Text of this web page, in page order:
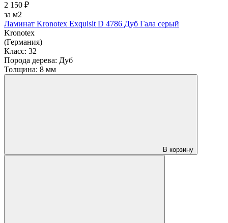
2 150 ₽
за м2
Ламинат Kronotex Exquisit D 4786 Дуб Гала серый
Kronotex
(Германия)
Класс: 32
Порода дерева: Дуб
Толщина: 8 мм
В корзину